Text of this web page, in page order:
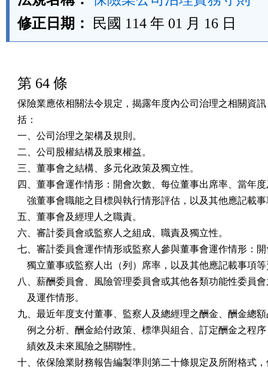
修正日期：
民國 114 年 01 月 16 日
第 64 條
保險業應依相關法令規定，揭露年度內公司治理之相關資
括：
一、公司治理之架構及規則。
二、公司股權結構及股東權益。
三、董事會之結構、多元化政策及獨立性。
四、董事會運作情形：開會次數、每位董事出席率、當年
強董事會職能之目標與執行情形評估，以及其他應記載
五、董事會及經理人之職責。
六、審計委員會或監察人之組成、職責及獨立性。
七、審計委員會運作情形或監察人參與董事會運作情形：
獨立董事或監察人出（列）席率，以及其他應記載事項
八、薪酬委員會、風險管理委員會或其他各類功能性委員
    及運作情形。
九、最近年度支付董事、監察人及總經理之酬金、酬金總
例之分析、酬金給付政策、標準與組合、訂定酬金之程
    績效及未來風險之關聯性。
十、依保險業財務報告編製準則第二十條規定及所附格式